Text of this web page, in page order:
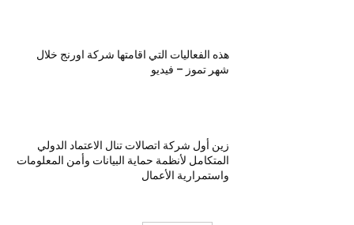
هذه الفعاليات التي اقامتها شركة اورنج خلال
شهر تموز – فيديو
زين أول شركة اتصالات تنال الاعتماد الدولي
المتكامل لأنظمة حماية البيانات وأمن المعلومات
واستمرارية الأعمال